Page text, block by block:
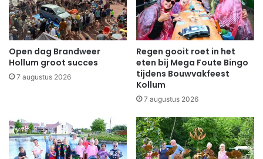
Open dag Brandweer
Hollum groot succes
7 augustus 2026
Regen gooit roet in het
eten bij Mega Foute Bingo
tijdens Bouwvakfeest
Kollum
7 augustus 2026